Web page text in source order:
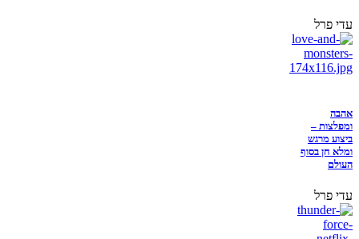
עדי פרל
אהבה
ומפלצות –
ביצוע מרגש
ומלא חן בסוף
העולם
עדי פרל